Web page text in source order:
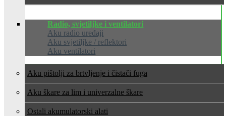
Radio, svjetiljke i ventilatori
Aku radio uređaji
Aku svjetiljke / reflektori
Aku ventilatori
Aku pištolji za brtvljenje i čistači fuga
Aku škare za lim i univerzalne škare
Ostali akumulatorski alati